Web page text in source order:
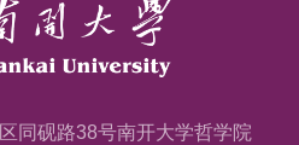
同砚路38号南开大学哲学院